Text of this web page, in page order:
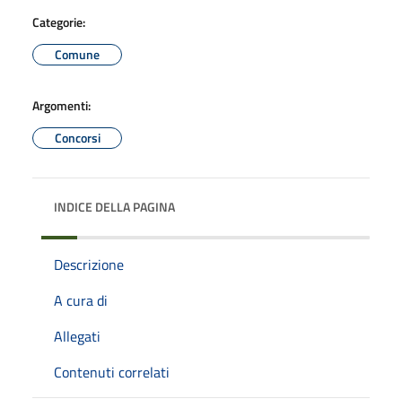
Categorie:
Comune
Argomenti:
Concorsi
INDICE DELLA PAGINA
Descrizione
A cura di
Allegati
Contenuti correlati